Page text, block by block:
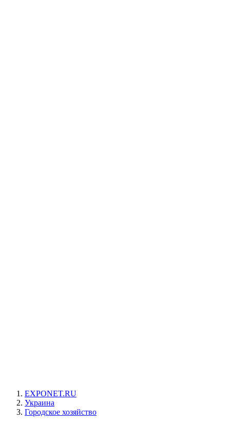
EXPONET.RU
Украина
Городское хозяйство